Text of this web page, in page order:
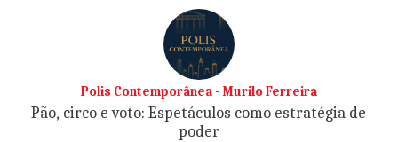
Polis Contemporânea - Murilo Ferreira
Pão, circo e voto: Espetáculos como estratégia de
poder